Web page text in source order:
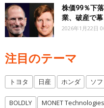
株価99％下
業、破産で幕
2026年1月22日
注目のテーマ
トヨタ 日産 ホンダ ソ
BOLDLY MONET Technologies